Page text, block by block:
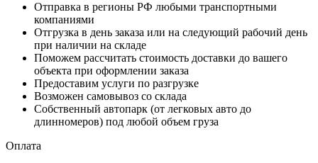
Отправка в регионы РФ любыми транспортными
компаниями
Отгрузка в день заказа или на следующий рабочий день
при наличии на складе
Поможем рассчитать стоимость доставки до вашего
объекта при оформлении заказа
Предоставим услуги по разгрузке
Возможен самовывоз со склада
Собственный автопарк (от легковых авто до
длинномеров) под любой объем груза
Оплата